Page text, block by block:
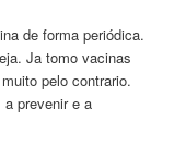
de forma periódica.
Ja tomo vacinas
pelo contrario.
prevenir e a